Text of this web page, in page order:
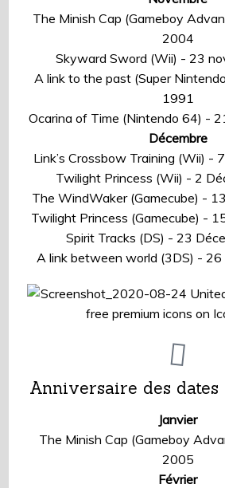
The Minish Cap (Gameboy
2004
Skyward Sword (Wii) - 23
A link to the past (Super
1991
Ocarina of Time (Nintendo 64) -
Décembre
Link’s Crossbow Training (Wii) -
Twilight Princess (Wii) - 2
The WindWaker (Gamecube) -
Twilight Princess (Gamecube) -
Spirit Tracks (DS) - 23
A link between world (3DS) -
Anniversaire des dates
Janvier
The Minish Cap (Gameboy
2005
Février